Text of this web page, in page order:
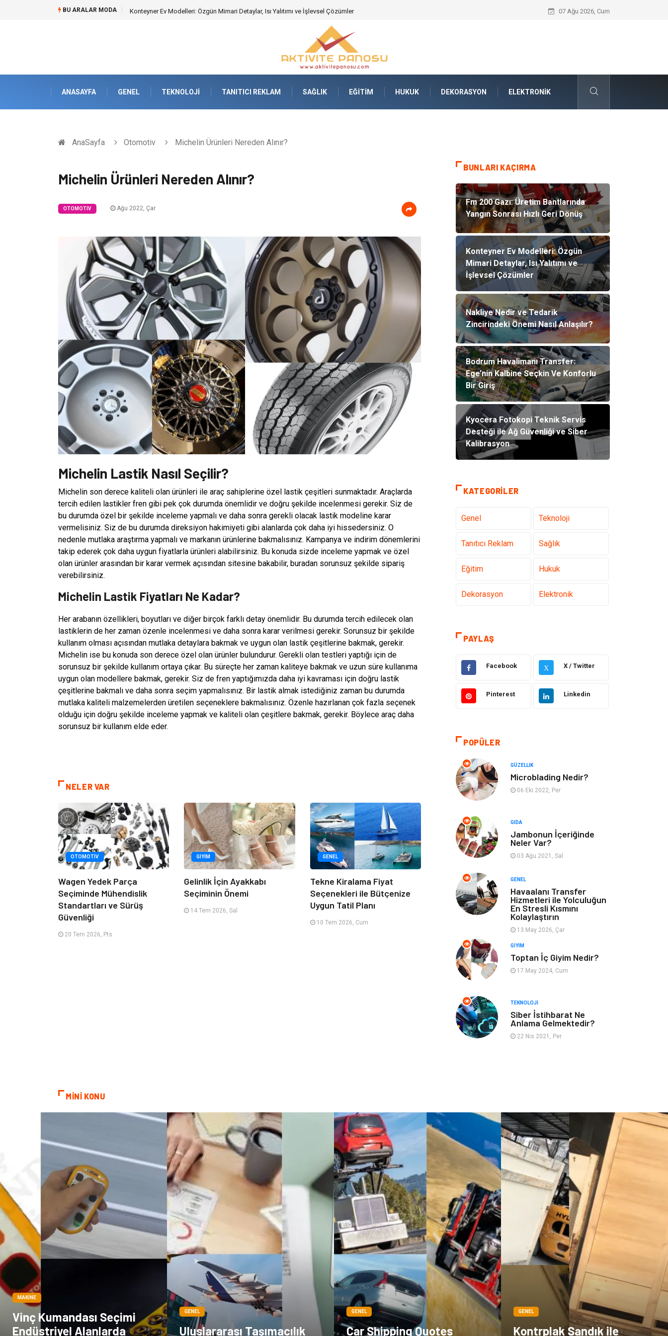
BU ARALAR MODA Nakliye Nedir ve Tedarik Zincirindeki Önemi Nasıl Anlaşılır? Bodrum Havalimanı Transfer: Ege’nin
07 Ağu 2026, Cum
ANASAYFA GENEL TEKNOLOJI TANITICI REKLAM SAĞLIK EĞITIM HUKUK DEKORASYON ELEKTRONIK
AnaSayfa Otomotiv Michelin Ürünleri Nereden Alınır?
Michelin Ürünleri Nereden Alınır?
OTOMOTIV Ağu 2022, Çar
Michelin Lastik Nasıl Seçilir?
Michelin son derece kaliteli olan ürünleri ile araç sahiplerine özel lastik çeşitleri sunmaktadır. Araçlarda
tercih edilen lastikler fren gibi pek çok durumda önemlidir ve doğru şekilde incelenmesi gerekir. Siz de
bu durumda özel bir şekilde inceleme yapmalı ve daha sonra gerekli olacak lastik modeline karar
vermelisiniz. Siz de bu durumda direksiyon hakimiyeti gibi alanlarda çok daha iyi hissedersiniz. O
nedenle mutlaka araştırma yapmalı ve markanın ürünlerine bakmalısınız. Kampanya ve indirim dönemlerini
takip ederek çok daha uygun fiyatlarla ürünleri alabilirsiniz. Bu konuda sizde inceleme yapmak ve özel
olan ürünler arasından bir karar vermek açısından sitesine bakabilir, buradan sorunsuz şekilde sipariş
verebilirsiniz.
Michelin Lastik Fiyatları Ne Kadar?
Her arabanın özellikleri, boyutları ve diğer birçok farklı detay önemlidir. Bu durumda tercih edilecek olan
lastiklerin de her zaman özenle incelenmesi ve daha sonra karar verilmesi gerekir. Sorunsuz bir şekilde
kullanım olması açısından mutlaka detaylara bakmak ve uygun olan lastik çeşitlerine bakmak, gerekir.
Michelin ise bu konuda son derece özel olan ürünler bulundurur. Gerekli olan testleri yaptığı için de
sorunsuz bir şekilde kullanım ortaya çıkar. Bu süreçte her zaman kaliteye bakmak ve uzun süre kullanıma
uygun olan modellere bakmak, gerekir. Siz de fren yaptığımızda daha iyi kavraması için doğru lastik
çeşitlerine bakmalı ve daha sonra seçim yapmalısınız. Bir lastik almak istediğiniz zaman bu durumda
mutlaka kaliteli malzemelerden üretilen seçeneklere bakmalısınız. Özenle hazırlanan çok fazla seçenek
olduğu için doğru şekilde inceleme yapmak ve kaliteli olan çeşitlere bakmak, gerekir. Böylece araç daha
sorunsuz bir kullanım elde eder.
NELER VAR
OTOMOTIV
Wagen Yedek Parça
Seçiminde Mühendislik
Standartları ve Sürüş
Güvenliği
20 Tem 2026, Pts
GIYIM
Gelinlik İçin Ayakkabı
Seçiminin Önemi
14 Tem 2026, Sal
GENEL
Tekne Kiralama Fiyat
Seçenekleri ile Bütçenize
Uygun Tatil Planı
10 Tem 2026, Cum
BUNLARI KAÇIRMA
Fm 200 Gazı: Üretim Bantlarında
Yangın Sonrası Hızlı Geri Dönüş
Konteyner Ev Modelleri: Özgün
Mimari Detaylar, Isı Yalıtımı ve
İşlevsel Çözümler
Nakliye Nedir ve Tedarik
Zincirindeki Önemi Nasıl Anlaşılır?
Bodrum Havalimanı Transfer:
Ege’nin Kalbine Seçkin Ve Konforlu
Bir Giriş
Kyocera Fotokopi Teknik Servis
Desteği ile Ağ Güvenliği ve Siber
Kalibrasyon
KATEGORILER
Genel Teknoloji
Tanıtıcı Reklam Sağlık
Eğitim Hukuk
Dekorasyon Elektronik
Gıda
Sağlıklı Yaşam
Bilgisayar ve
Moda
Emlak Spor
Genel Kültür Tatil
İnternet Turizm
Gayrimenkul
Astroloji Müzik
Gençlik
Sigorta Bakım
PAYLAŞ
Facebook X X / Twitter
Pinterest Linkedin
POPÜLER
GÜZELLIK
Microblading Nedir?
06 Eki 2022, Per
GIDA
Jambonun İçeriğinde
Neler Var?
03 Ağu 2021, Sal
GENEL
Havaalanı Transfer
Hizmetleri ile Yolculuğun
En Stresli Kısmını
Kolaylaştırın
13 May 2026, Çar
GIYIM
Toptan İç Giyim Nedir?
17 May 2024, Cum
TEKNOLOJI
Siber İstihbarat Ne
Anlama Gelmektedir?
22 Nis 2021, Per
MİNİ KONU
MAKINE
Vinç Kumandası Seçimi
Endüstriyel Alanlarda
GENEL
Uluslararası Taşımacılık
GENEL
Car Shipping Quotes
GENEL
Kontrplak Sandık ile